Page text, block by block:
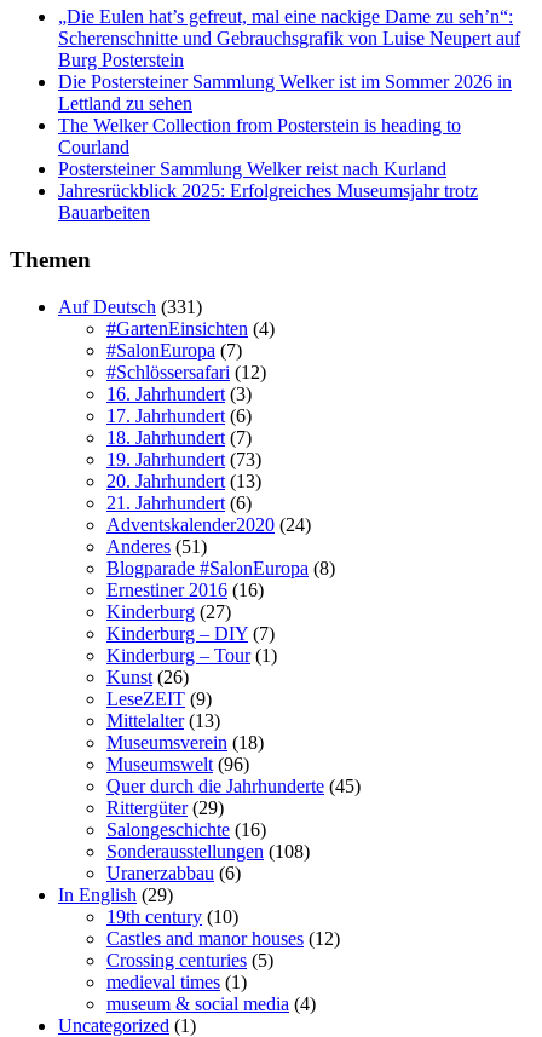
„Die Eulen hat’s gefreut, mal eine nackige Dame zu seh’n“:
Scherenschnitte und Gebrauchsgrafik von Luise Neupert auf
Burg Posterstein
Die Postersteiner Sammlung Welker ist im Sommer 2026 in
Lettland zu sehen
The Welker Collection from Posterstein is heading to
Courland
Postersteiner Sammlung Welker reist nach Kurland
Jahresrückblick 2025: Erfolgreiches Museumsjahr trotz
Bauarbeiten
Themen
Auf Deutsch (331)
#GartenEinsichten (4)
#SalonEuropa (7)
#Schlössersafari (12)
16. Jahrhundert (3)
17. Jahrhundert (6)
18. Jahrhundert (7)
19. Jahrhundert (73)
20. Jahrhundert (13)
21. Jahrhundert (6)
Adventskalender2020 (24)
Anderes (51)
Blogparade #SalonEuropa (8)
Ernestiner 2016 (16)
Kinderburg (27)
Kinderburg – DIY (7)
Kinderburg – Tour(1)
Kunst (26)
LeseZEIT (9)
Mittelalter(13)
Museumsverein (18)
Museumswelt (96)
Quer durch die Jahrhunderte (45)
Rittergüter(29)
Salongeschichte (16)
Sonderausstellungen (108)
Uranerzabbau (6)
In English (29)
19th century (10)
Castles and manor houses (12)
Crossing centuries (5)
medieval times (1)
museum & social media (4)
Uncategorized (1)